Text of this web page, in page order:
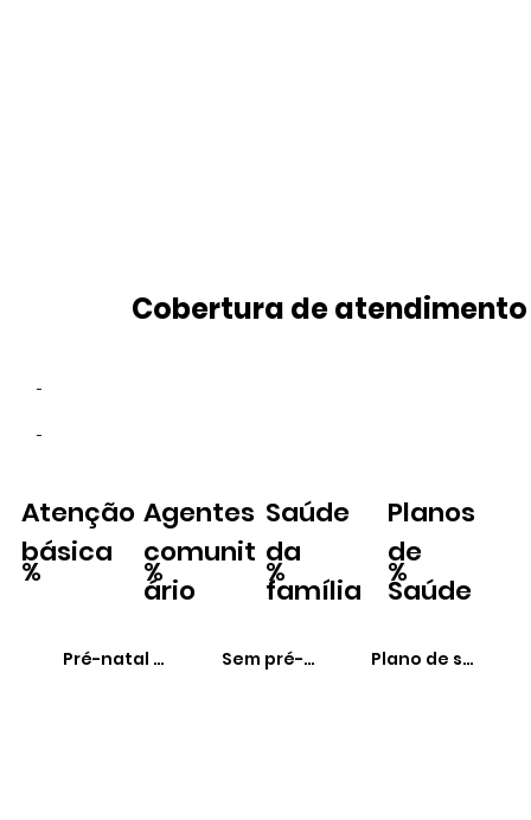
Cobertura de atendimento
-
-
%
Planos
de
Saúde
%
Agentes
comunit
ário
%
Atenção
básica
Saúde
da
família
%
Pré-natal adequadoSem pré-natal Plano de saúde